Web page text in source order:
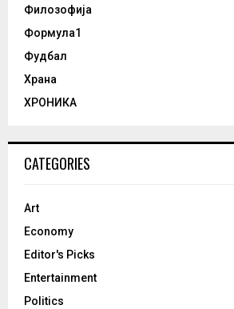
Филозофија
Формула1
Фудбал
Храна
ХРОНИКА
CATEGORIES
Art
Economy
Editor's Picks
Entertainment
Politics